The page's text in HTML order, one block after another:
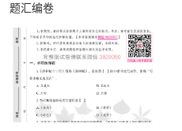
题汇编卷